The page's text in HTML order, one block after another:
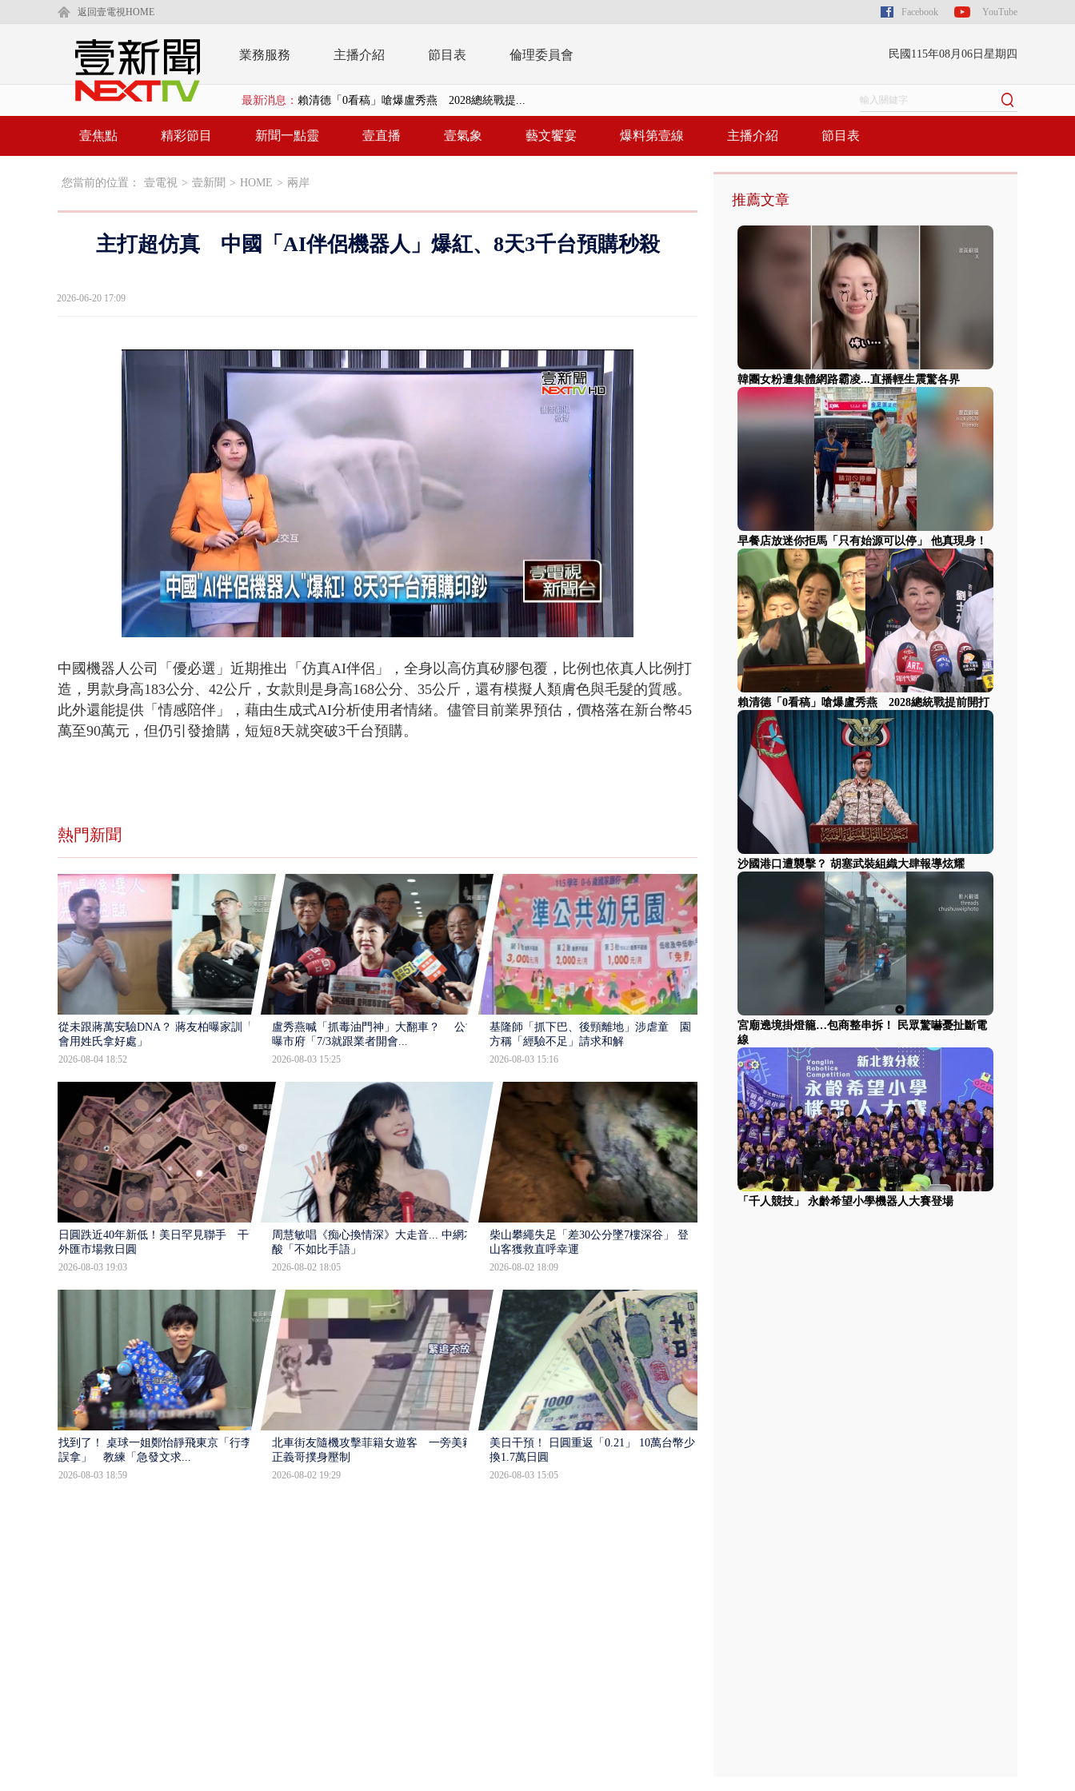
返回壹電視HOME Facebook YouTube
業務服務 主播介紹 節目表 倫理委員會 民國115年08月06日星期四
最新消息： 賴清德「0看稿」嗆爆盧秀燕 2028總統戰提...
EZ WAY個資爭議 連戰媳婦轟財政部不負責任
利慾薰心！ 美女律師涉龐大洗錢鏈 通緝港...
壹焦點 精彩節目 新聞一點靈 壹直播 壹氣象 藝文饗宴 爆料第壹線 主播介紹 節目表
您當前的位置： 壹電視 > 壹新聞 > HOME > 兩岸
主打超仿真 中國「AI伴侶機器人」爆紅、8天3千台預購秒殺
2026-06-20 17:09
51.44%
中國機器人公司「優必選」近期推出「仿真AI伴侶」，全身以高仿真矽膠包覆，比例也依真人比例打
造，男款身高183公分、42公斤，女款則是身高168公分、35公斤，還有模擬人類膚色與毛髮的質感。
此外還能提供「情感陪伴」，藉由生成式AI分析使用者情緒。儘管目前業界預估，價格落在新台幣45
萬至90萬元，但仍引發搶購，短短8天就突破3千台預購。
熱門新聞
從未跟蔣萬安驗DNA？ 蔣友柏曝家訓「不
會用姓氏拿好處」
2026-08-04 18:52
盧秀燕喊「抓毒油門神」大翻車？ 公文
曝市府「7/3就跟業者開會...
2026-08-03 15:25
基隆師「抓下巴、後頸離地」涉虐童 園
方稱「經驗不足」請求和解
2026-08-03 15:16
日圓跌近40年新低！美日罕見聯手 干預
外匯市場救日圓
2026-08-03 19:03
周慧敏唱《痴心換情深》大走音... 中網友
酸「不如比手語」
2026-08-02 18:05
柴山攀繩失足「差30公分墜7樓深谷」 登
山客獲救直呼幸運
2026-08-02 18:09
找到了！ 桌球一姐鄭怡靜飛東京「行李被
誤拿」 教練「急發文求...
2026-08-03 18:59
北車街友隨機攻擊菲籍女遊客 一旁美籍
正義哥撲身壓制
2026-08-02 19:29
美日干預！ 日圓重返「0.21」 10萬台幣少
換1.7萬日圓
2026-08-03 15:05
推薦文章
韓團女粉遭集體網路霸凌...直播輕生震驚各界
早餐店放迷你拒馬「只有始源可以停」 他真現身！
賴清德「0看稿」嗆爆盧秀燕 2028總統戰提前開打
沙國港口遭襲擊？ 胡塞武裝組織大肆報導炫耀
宮廟遶境掛燈籠…包商整串拆！ 民眾驚嚇憂扯斷電
線
「千人競技」 永齡希望小學機器人大賽登場